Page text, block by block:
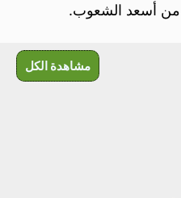
من أسعد الشعوب.
مشاهدة الكل